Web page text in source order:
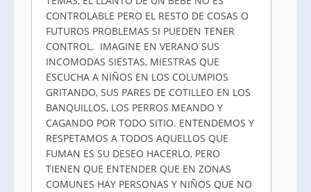
CONTROLABLE PERO EL RESTO DE COSAS O
FUTUROS PROBLEMAS SI PUEDEN TENER
CONTROL. IMAGINE EN VERANO SUS
INCOMODAS SIESTAS, MIESTRAS QUE
ESCUCHA A NIÑOS EN LOS COLUMPIOS
GRITANDO, SUS PARES DE COTILLEO EN LOS
BANQUILLOS, LOS PERROS MEANDO Y
CAGANDO POR TODO SITIO. ENTENDEMOS Y
RESPETAMOS A TODOS AQUELLOS QUE
FUMAN ES SU DESEO HACERLO, PERO
TIENEN QUE ENTENDER QUE EN ZONAS
COMUNES HAY PERSONAS Y NIÑOS QUE NO